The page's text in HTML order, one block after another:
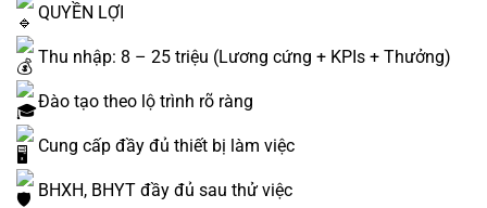
QUYỀN LỢI
Thu nhập: 8 – 25 triệu (Lương cứng + KPIs + Thưởng)
Đào tạo theo lộ trình rõ ràng
Cung cấp đầy đủ thiết bị làm việc
BHXH, BHYT đầy đủ sau thử việc